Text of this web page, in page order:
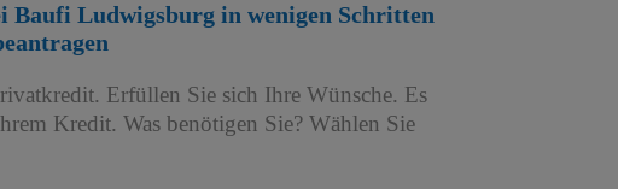
Baufi Ludwigsburgin wenigen Schritten
Erfüllen Sie sich Ihre Wünsche. Es
Kredit. Was benötigen Sie? Wählen Sie